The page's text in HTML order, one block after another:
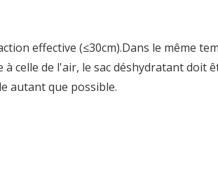
effective (≤30cm).Dans le même
celle de l'air, le sac déshydratant doit
autant que possible.